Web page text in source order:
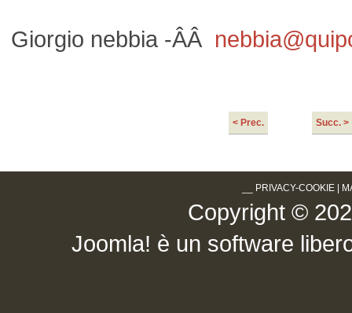
Giorgio nebbia -ÂÂ
< Prec. Succ. >
PRIVACY-COOKIE
Copyright ©
Joomla! è un software